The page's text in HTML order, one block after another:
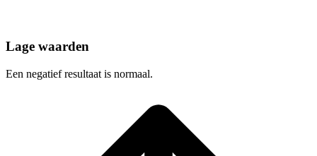
Lage waarden
Een negatief resultaat is normaal.